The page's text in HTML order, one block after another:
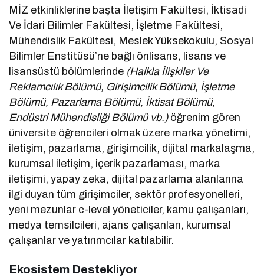
MİZ etkinliklerine başta İletişim Fakültesi, İktisadi
Ve İdari Bilimler Fakültesi, İşletme Fakültesi,
Mühendislik Fakültesi, Meslek Yüksekokulu, Sosyal
Bilimler Enstitüsü’ne bağlı önlisans, lisans ve
lisansüstü bölümlerinde (Halkla İlişkiler Ve
Reklamcılık Bölümü, Girişimcilik Bölümü, İşletme
Bölümü, Pazarlama Bölümü, İktisat Bölümü,
Endüstri Mühendisliği Bölümü vb.)öğrenim gören
üniversite öğrencileri olmak üzere marka yönetimi,
iletişim, pazarlama, girişimcilik, dijital markalaşma,
kurumsal iletişim, içerik pazarlaması, marka
iletişimi, yapay zeka, dijital pazarlama alanlarına
ilgi duyan tüm girişimciler, sektör profesyonelleri,
yeni mezunlar c-level yöneticiler, kamu çalışanları,
medya temsilcileri, ajans çalışanları, kurumsal
çalışanlar ve yatırımcılar katılabilir.
Ekosistem Destekliyor